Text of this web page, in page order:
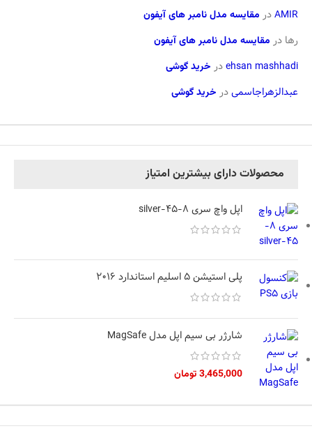
AMIRدر مقایسه مدل نامبر های آیفون
رها در مقایسه مدل نامبر های آیفون
ehsan mashhadiدر خرید گوشی
عبدالزهراجاسمیدر خرید گوشی
محصولات دارای بیشترین امتیاز
اپل واچ سری 8-45-silver
پلی استیشن 5 اسلیم استاندارد 2016
شارژر بی سیم اپل مدل MagSafe
3,465,000تومان